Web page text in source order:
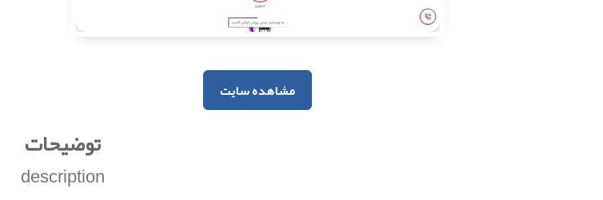
مشاهده سایت
توضیحات
description